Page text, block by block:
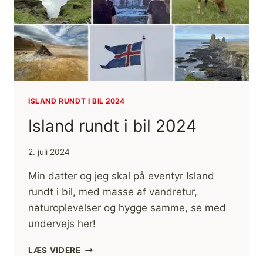
ISLAND RUNDT I BIL 2024
Island rundt i bil 2024
2. juli 2024
Min datter og jeg skal på eventyr Island
rundt i bil, med masse af vandretur,
naturoplevelser og hygge samme, se med
undervejs her!
LÆS VIDEREISLAND